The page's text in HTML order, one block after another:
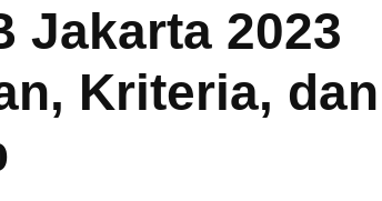
Jakarta 2023
Kriteria, dan